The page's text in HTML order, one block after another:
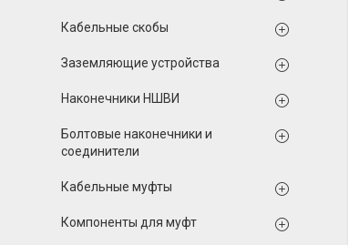
Кабельные скобы
Заземляющие устройства
Наконечники НШВИ
Болтовые наконечники и
соединители
Кабельные муфты
Компоненты для муфт